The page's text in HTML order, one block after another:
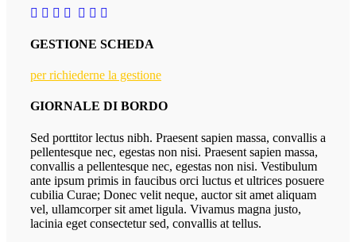
GESTIONE SCHEDA
per richiederne la gestione
GIORNALE DI BORDO
Sed porttitor lectus nibh. Praesent sapien massa, convallis a
pellentesque nec, egestas non nisi. Praesent sapien massa,
convallis a pellentesque nec, egestas non nisi. Vestibulum
ante ipsum primis in faucibus orci luctus et ultrices posuere
cubilia Curae; Donec velit neque, auctor sit amet aliquam
vel, ullamcorper sit amet ligula. Vivamus magna justo,
lacinia eget consectetur sed, convallis at tellus.